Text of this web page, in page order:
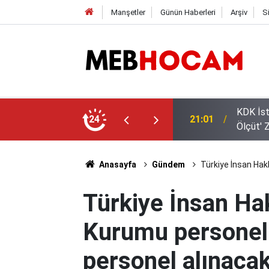
Manşetler Günün Haberleri Arşiv
24
Proje Okulu Atamalarında 'Somut
19:02
Anasayfa Gündem Türkiye İnsan
Türkiye İnsan
Kurumu
personel